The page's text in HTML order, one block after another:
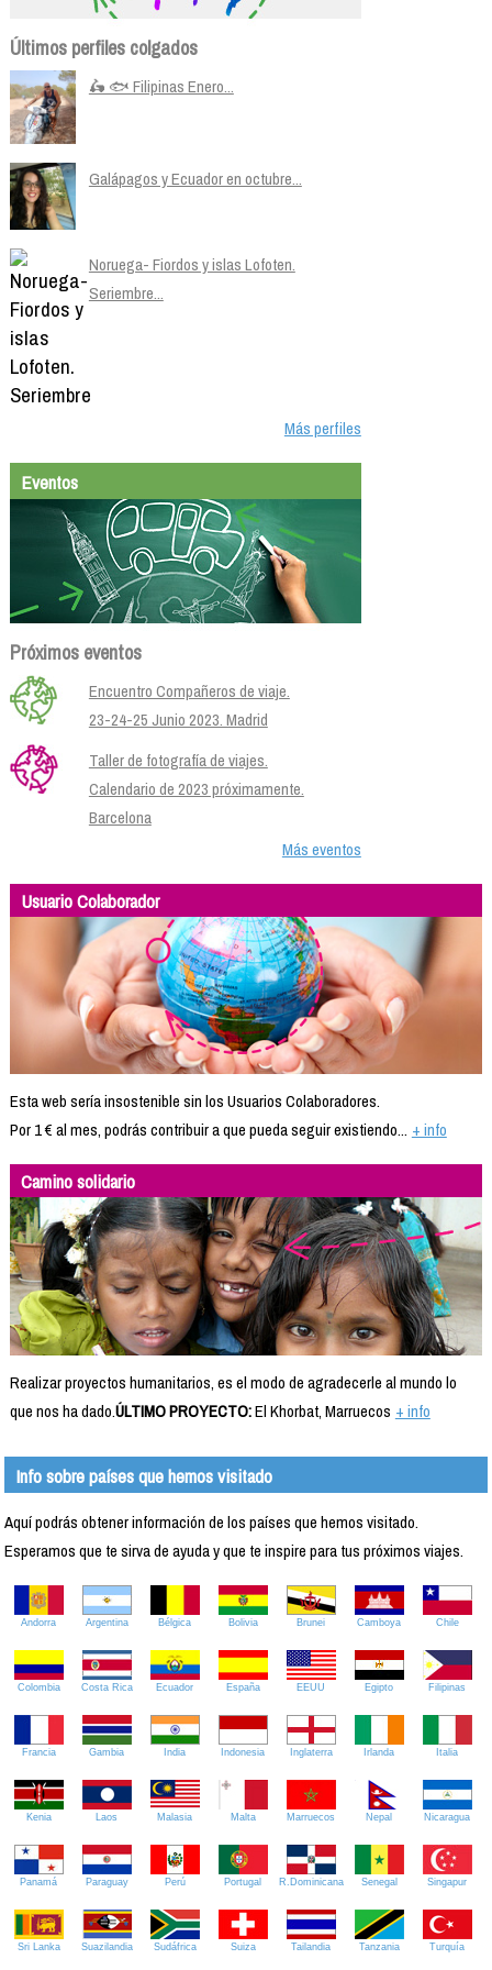
Últimos perfiles colgados
🛵 🐟 Filipinas Enero...
Galápagos y Ecuador en octubre...
Noruega- Fiordos y islas Lofoten.
Seriembre...
Más perfiles
Eventos
Próximos eventos
Encuentro Compañeros de viaje.
23-24-25 Junio 2023. Madrid
Taller de fotografía de viajes.
Calendario de 2023 próximamente.
Barcelona
Más eventos
Usuario Colaborador
Esta web sería insostenible sin los Usuarios Colaboradores.
Por 1 € al mes, podrás contribuir a que pueda seguir existiendo... + info
Camino solidario
Realizar proyectos humanitarios, es el modo de agradecerle al mundo lo
que nos ha dado.ÚLTIMO PROYECTO:El Khorbat, Marruecos + info
Info sobre países que hemos visitado
Aquí podrás obtener información de los países que hemos visitado.
Esperamos que te sirva de ayuda y que te inspire para tus próximos viajes.
Andorra Argentina Bélgica Bolivia Brunei Camboya Chile
Colombia Costa Rica Ecuador España EEUU Egipto Filipinas
Francia Gambia India Indonesia Inglaterra Irlanda Italia
Kenia Laos Malasia Malta Marruecos Nepal Nicaragua
Panamá Paraguay Perú Portugal R.Dominicana Senegal Singapur
Sri Lanka Suazilandia Sudáfrica Suiza Tailandia Tanzania Turquía